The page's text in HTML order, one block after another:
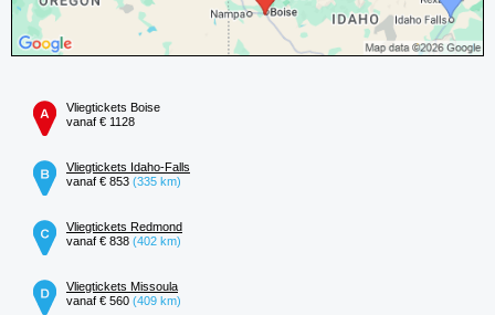
Vliegtickets Boise
vanaf € 1128
Vliegtickets Idaho-Falls
vanaf € 853 (335 km)
Vliegtickets Redmond
vanaf € 838 (402 km)
Vliegtickets Missoula
vanaf € 560 (409 km)